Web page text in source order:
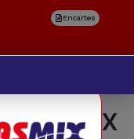
Encartes
Mix